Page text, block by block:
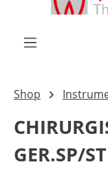
Shop
GER.SP/